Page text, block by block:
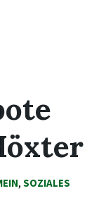
, SOZIALES